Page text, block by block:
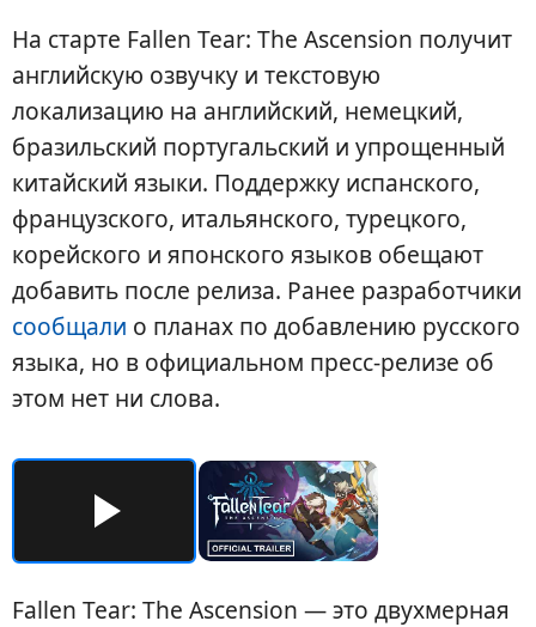
На старте Fallen Tear: The Ascension получит
английскую озвучку и текстовую
локализацию на английский, немецкий,
бразильский португальский и упрощенный
китайский языки. Поддержку испанского,
французского, итальянского, турецкого,
корейского и японского языков обещают
добавить после релиза. Ранее разработчики
сообщали о планах по добавлению русского
языка, но в официальном пресс-релизе об
этом нет ни слова.
Fallen Tear: The Ascension — это двухмерная